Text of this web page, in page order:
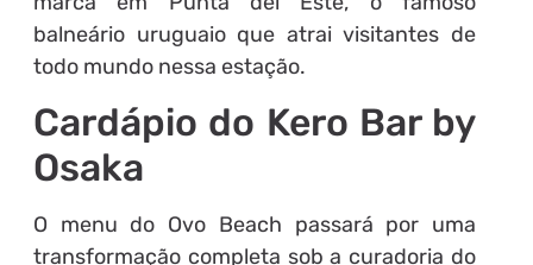
balneário uruguaio que atrai visitantes de
todo mundo nessa estação.
Cardápio do Kero Bar by
Osaka
O menu do Ovo Beach passará por uma
transformação completa sob a curadoria do